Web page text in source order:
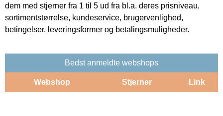
dem med stjerner fra 1 til 5 ud fra bl.a. deres prisniveau,
sortimentstørrelse, kundeservice, brugervenlighed,
betingelser, leveringsformer og betalingsmuligheder.
Bedst anmeldte webshops
Webshop Stjerner Link